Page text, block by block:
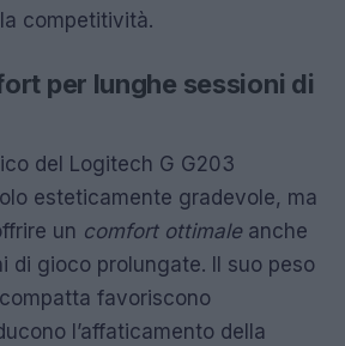
competitività.
per lunghe sessioni di
del Logitech G G203
esteticamente gradevole, ma
un comfort ottimaleanche
di gioco prolungate. Il suo peso
favoriscono
l’affaticamento della